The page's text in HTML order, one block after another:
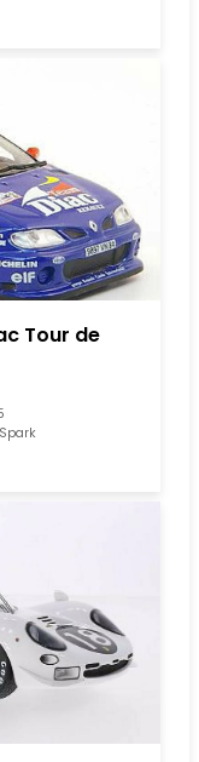
Tour de
Spark